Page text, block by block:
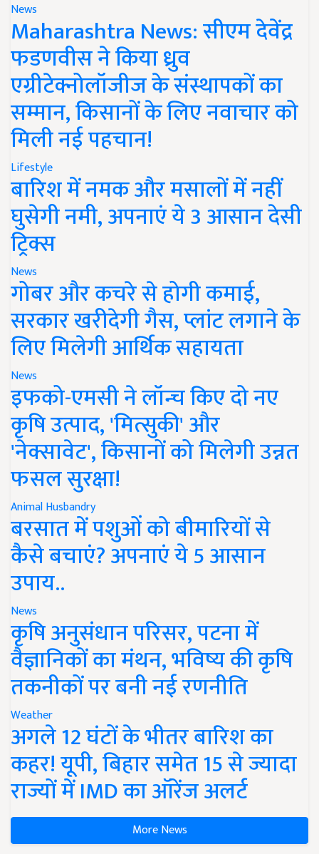
News
Maharashtra News: सीएम देवेंद्र
फडणवीस ने किया ध्रुव
एग्रीटेक्नोलॉजीज के संस्थापकों का
सम्मान, किसानों के लिए नवाचार को
मिली नई पहचान!
Lifestyle
बारिश में नमक और मसालों में नहीं
घुसेगी नमी, अपनाएं ये 3 आसान देसी
ट्रिक्स
News
गोबर और कचरे से होगी कमाई,
सरकार खरीदेगी गैस, प्लांट लगाने के
लिए मिलेगी आर्थिक सहायता
News
इफको-एमसी ने लॉन्च किए दो नए
कृषि उत्पाद, 'मित्सुकी' और
'नेक्सावेट', किसानों को मिलेगी उन्नत
फसल सुरक्षा!
Animal Husbandry
बरसात में पशुओं को बीमारियों से
कैसे बचाएं? अपनाएं ये 5 आसान
उपाय..
News
कृषि अनुसंधान परिसर, पटना में
वैज्ञानिकों का मंथन, भविष्य की कृषि
तकनीकों पर बनी नई रणनीति
Weather
अगले 12 घंटों के भीतर बारिश का
कहर! यूपी, बिहार समेत 15 से ज्यादा
राज्यों में IMD का ऑरेंज अलर्ट
More News